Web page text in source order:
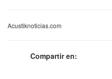
Acustiknoticias.com
Compartir en: